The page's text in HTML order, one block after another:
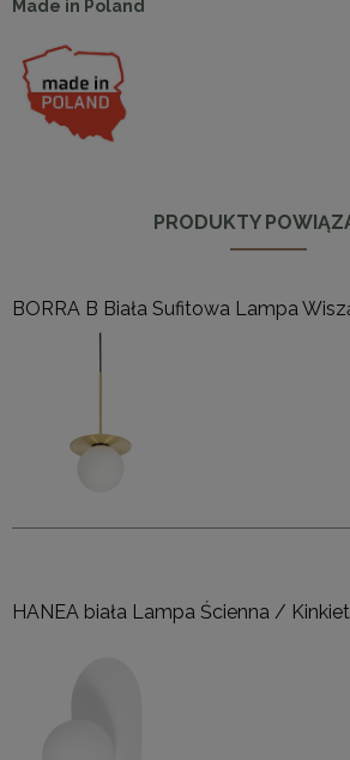
Made in Poland
PRODUKTY
BORRA B Biała Sufitowa Lampa
HANEA biała Lampa Ścienna / Kinkiet